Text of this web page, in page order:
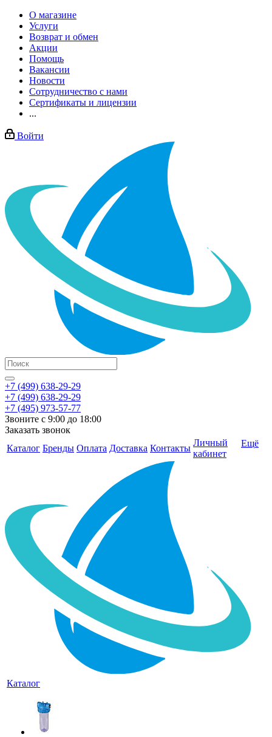
О магазине
Услуги
Возврат и обмен
Акции
Помощь
Вакансии
Новости
Сотрудничество с нами
Сертификаты и лицензии
...
Войти
+7 (499) 638-29-29
+7 (499) 638-29-29
+7 (495) 973-57-77
Звоните с 9:00 до 18:00
Заказать звонок
Каталог Бренды Оплата Доставка Контакты
Личный
кабинет
Ещё
Каталог